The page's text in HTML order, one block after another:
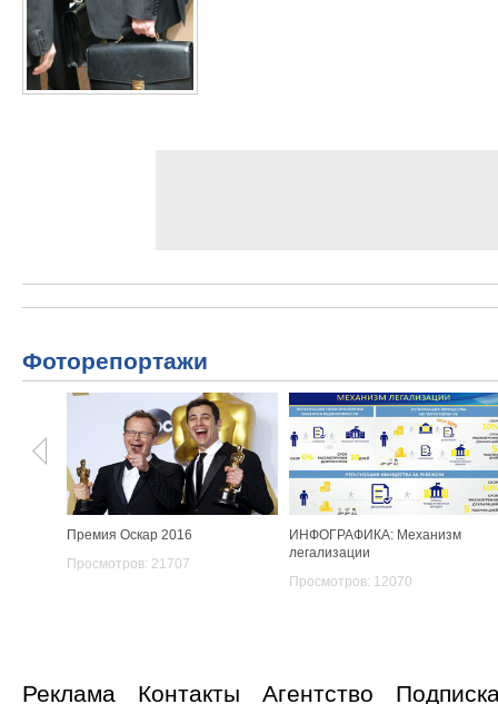
Фоторепортажи
Премия Оскар 2016
Просмотров: 21707
ИНФОГРАФИКА: Механизм
легализации
Просмотров: 12070
Реклама Контакты Агентство